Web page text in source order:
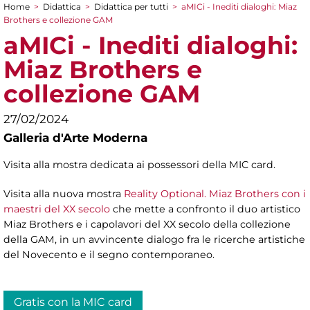
Tu sei qui
Home > Didattica > Didattica per tutti > aMICi - Inediti dialoghi: Miaz
Brothers e collezione GAM
aMICi - Inediti dialoghi:
Miaz Brothers e
collezione GAM
27/02/2024
Galleria d'Arte Moderna
Visita alla mostra dedicata ai possessori della MIC card.
Visita alla nuova mostra Reality Optional. Miaz Brothers con i
maestri del XX secolo che mette a confronto il duo artistico
Miaz Brothers e i capolavori del XX secolo della collezione
della GAM, in un avvincente dialogo fra le ricerche artistiche
del Novecento e il segno contemporaneo.
Gratis con la MIC card